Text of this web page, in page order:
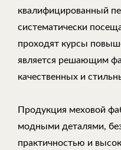
квалифицированный
систематически
проходят курсы
является решающим
качественных и
Продукция меховой
модными деталями,
практичностью и